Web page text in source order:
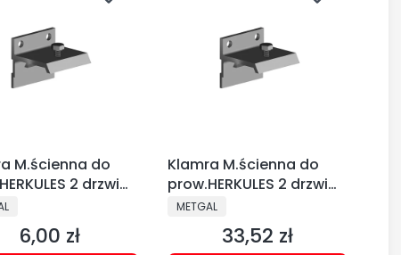
M.ścienna do
2 drzwi
(219-043)
Cena
6,00 zł
Klamra M.ścienna do
prow.HERKULES 2 drzwi
45mm (kpl-5szt) 219-
PRODUCENT
METGAL
Cena
33,52 zł